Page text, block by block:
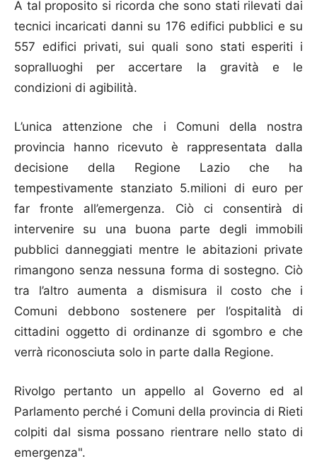
A tal proposito si ricorda che sono stati rilevati dai
tecnici incaricati danni su 176 edifici pubblici e su
557 edifici privati, sui quali sono stati esperiti i
sopralluoghi per accertare la gravità e le
condizioni di agibilità.
L’unica attenzione che i Comuni della nostra
provincia hanno ricevuto è rappresentata dalla
decisione della Regione Lazio che ha
tempestivamente stanziato 5.milioni di euro per
far fronte all’emergenza. Ciò ci consentirà di
intervenire su una buona parte degli immobili
pubblici danneggiati mentre le abitazioni private
rimangono senza nessuna forma di sostegno. Ciò
tra l’altro aumenta a dismisura il costo che i
Comuni debbono sostenere per l’ospitalità di
cittadini oggetto di ordinanze di sgombro e che
verrà riconosciuta solo in parte dalla Regione.
Rivolgo pertanto un appello al Governo ed al
Parlamento perché i Comuni della provincia di Rieti
colpiti dal sisma possano rientrare nello stato di
emergenza".